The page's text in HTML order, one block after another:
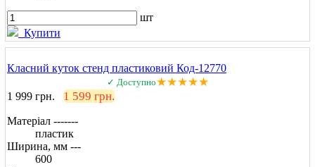
шт
Купити
Класний куток стенд пластиковий Код-12770
✓ Доступно★★★★★
1 999 грн. 1 599 грн.
Матеріал -------
пластик
Ширина, мм ---
600